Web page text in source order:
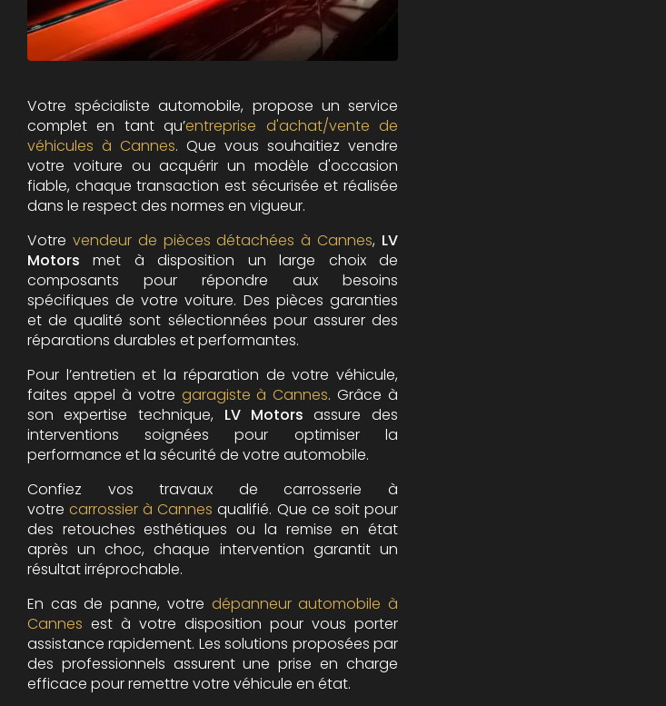
Votre spécialiste automobile, propose un service
complet en tant qu’entreprise d'achat/vente de
véhicules à Cannes. Que vous souhaitiez vendre
votre voiture ou acquérir un modèle d'occasion
fiable, chaque transaction est sécurisée et réalisée
dans le respect des normes en vigueur.
Votre vendeur de pièces détachées à Cannes, LV
Motors met à disposition un large choix de
composants pour répondre aux besoins
spécifiques de votre voiture. Des pièces garanties
et de qualité sont sélectionnées pour assurer des
réparations durables et performantes.
Pour l’entretien et la réparation de votre véhicule,
faites appel à votre garagiste à Cannes. Grâce à
son expertise technique, LV Motors assure des
interventions soignées pour optimiser la
performance et la sécurité de votre automobile.
Confiez vos travaux de carrosserie à
votrecarrossier à Cannes qualifié. Que ce soit pour
des retouches esthétiques ou la remise en état
après un choc, chaque intervention garantit un
résultat irréprochable.
En cas de panne, votre dépanneur automobile à
Cannes est à votre disposition pour vous porter
assistance rapidement. Les solutions proposées par
des professionnels assurent une prise en charge
efficace pour remettre votre véhicule en état.